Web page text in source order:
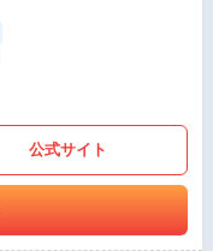
公式サイト